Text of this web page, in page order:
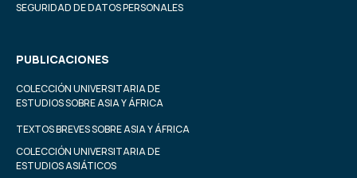
SEGURIDAD DE DATOS PERSONALES
PUBLICACIONES
COLECCIÓN UNIVERSITARIA DE
ESTUDIOS SOBRE ASIA Y ÁFRICA
TEXTOS BREVES SOBRE ASIA Y ÁFRICA
COLECCIÓN UNIVERSITARIA DE
ESTUDIOS ASIÁTICOS